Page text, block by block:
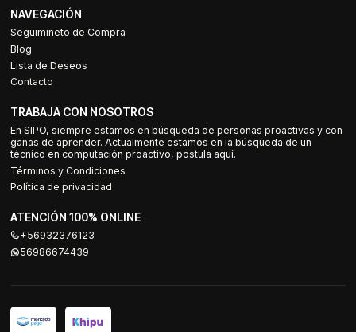
NAVEGACIÓN
Seguimineto de Compra
Blog
Lista de Deseos
Contacto
TRABAJA CON NOSOTROS
En SIPO, siempre estamos en búsqueda de personas proactivas y con
ganas de aprender. Actualmente estamos en la búsqueda de un
técnico en computación proactivo, postula aquí.
Términos y Condiciones
Política de privacidad
ATENCIÓN 100% ONLINE
+56932376123
56986674439